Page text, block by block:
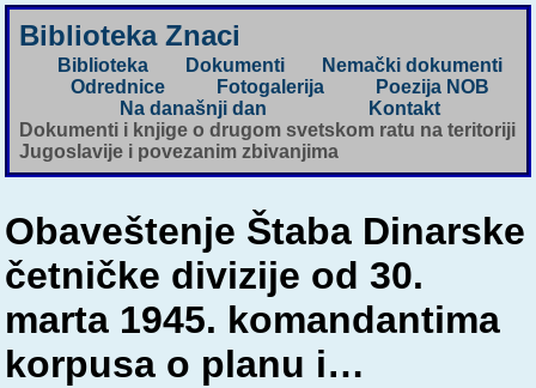
Biblioteka Znaci
Biblioteka Dokumenti
Nemački dokumenti
Odrednice
Fotogalerija
Poezija NOB
Na današnji dan
Kontakt
Dokumenti i knjige o drugom svetskom ratu na teritoriji
Jugoslavije i povezanim zbivanjima
Obaveštenje Štaba Dinarske
četničke divizije od 30.
marta 1945. komandantima
korpusa o planu i…